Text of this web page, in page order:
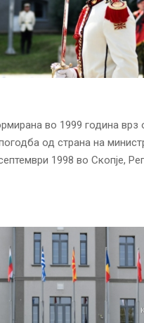
во 1999 година врз
од страна на
1998 во Скопје,